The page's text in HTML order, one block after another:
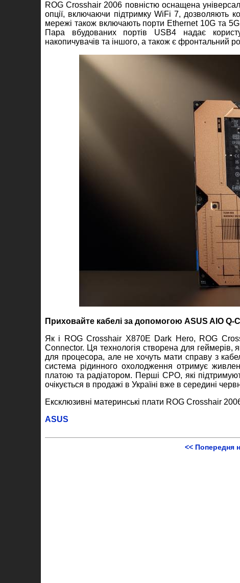
ROG Crosshair 2006 повністю оснащена
опції, включаючи підтримку WiFi 7, дозволяють
мережі також включають порти Ethernet 10G та
Пара вбудованих портів USB4 надає
накопичувачів та іншого, а також є фронтальний
Приховайте кабелі за допомогою ASUS AIO Q-
Як і ROG Crosshair X870E Dark Hero, ROG
Connector. Ця технологія створена для геймерів,
для процесора, але не хочуть мати справу з
система рідинного охолодження отримує
платою та радіатором. Перші СРО, які
очікується в продажі в Україні вже в середині
Ексклюзивні материнські плати ROG Crosshair
ASUS
<< Попередня